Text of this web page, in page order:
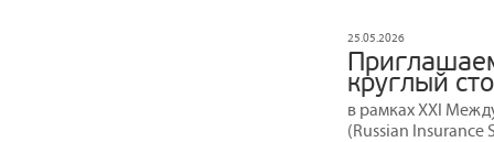
25.05.2026
круглый
в рамках XXI
(Russian Insurance